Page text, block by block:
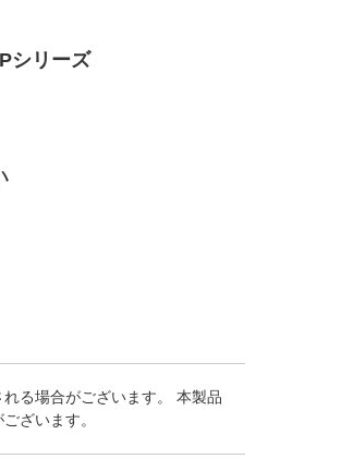
シリーズ
る場合がございます。 本製品
ざいます。